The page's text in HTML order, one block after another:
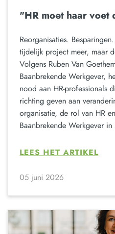
"HR moet haar voet
Reorganisaties.
tijdelijk project meer, maar
Volgens Ruben Van
Baanbrekende Werkgever,
nood aan HR-professionals
richting geven aan
organisatie, de rol van HR
Baanbrekende Werkgever
LEES HET ARTIKEL
05 juni 2026